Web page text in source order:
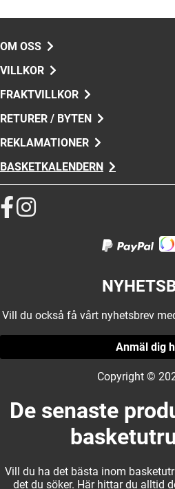
OM OSS
VILLKOR
FRAKTVILLKOR
RETURER / BYTEN
REKLAMATIONER
BASKETKALENDERN
Vill du också få vårt nyhetsbrev
Anmäl dig
Copyright ©
De senaste
Vill du ha det bästa inom
det du söker. Här hittar du alltid